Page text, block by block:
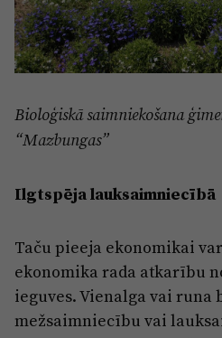
Bioloģiskā saimniekošana
“Mazbungas”
Ilgtspēja lauksaimniecībā
Taču pieeja ekonomikai
ekonomika rada atkarību
ieguves. Vienalga vai
mežsaimniecību vai